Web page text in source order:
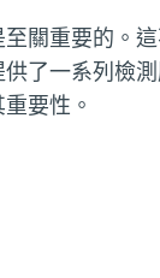
關重要的。
了一系列檢
要性。